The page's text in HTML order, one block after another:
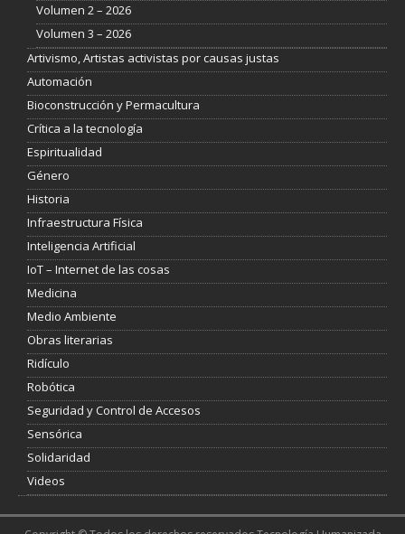
Volumen 2 – 2026
Volumen 3 – 2026
Artivismo, Artistas activistas por causas justas
Automación
Bioconstrucción y Permacultura
Crítica a la tecnología
Espiritualidad
Género
Historia
Infraestructura Física
Inteligencia Artificial
IoT – Internet de las cosas
Medicina
Medio Ambiente
Obras literarias
Ridículo
Robótica
Seguridad y Control de Accesos
Sensórica
Solidaridad
Videos